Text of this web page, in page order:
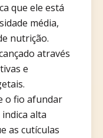
que ele está
média,
nutrição.
através
e
o fio afundar
alta
as cutículas